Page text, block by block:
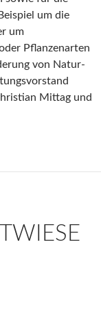
um die
um
Pflanzenarten
von Natur-
Mittag und